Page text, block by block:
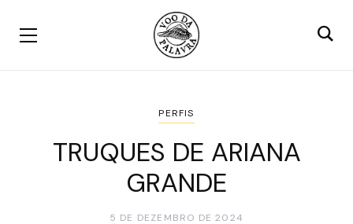
PERFIS
TRUQUES DE ARIANA
GRANDE
5 DE DEZEMBRO DE 2024